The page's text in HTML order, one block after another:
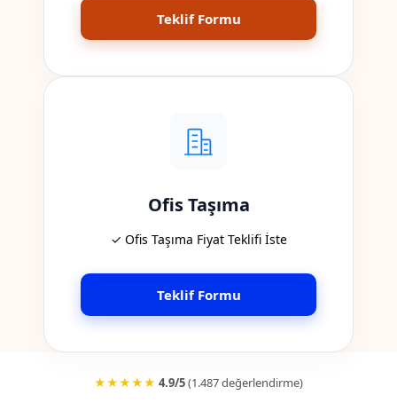
Teklif Formu
Ofis Taşıma
✓ Ofis Taşıma Fiyat Teklifi İste
Teklif Formu
★★★★★ 4.9/5(1.487 değerlendirme)